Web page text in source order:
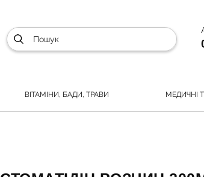
ВІТАМІНИ, БАДИ, ТРАВИ МЕДИЧНІ